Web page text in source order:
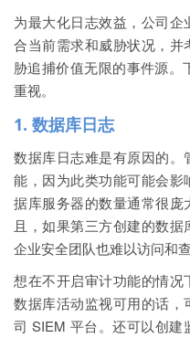
为最大化日志效益，公司
合当前需求和威胁状况，
胁追捕价值无限的事件源。
重视。
1. 数据库日志
数据库日志难是有原因的
能，因为此类功能可能会
据库服务器的数量通常很
且，如果第三方创建的数据
企业安全团队也难以访问和
想在不开启审计功能的情
数据库活动监视可用的话
司 SIEM 平台。还可以创